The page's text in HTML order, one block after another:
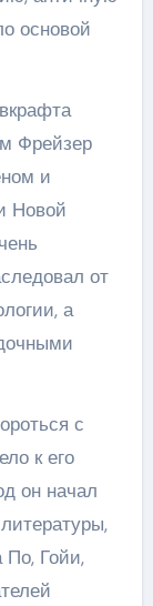
основой
Фрейзер
и
Новой
от
а
с
к его
он начал
По, Гойи,